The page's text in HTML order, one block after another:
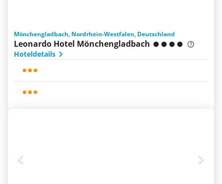
Mönchengladbach, Nordrhein-Westfalen, Deutschland
Leonardo Hotel Mönchengladbach
Hoteldetails